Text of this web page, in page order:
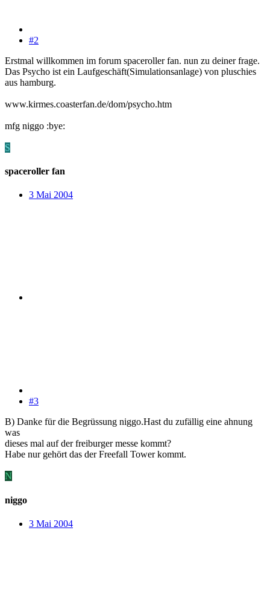
#2
Erstmal willkommen im forum spaceroller fan. nun zu deiner frage.
Das Psycho ist ein Laufgeschäft(Simulationsanlage) von pluschies
aus hamburg.
www.kirmes.coasterfan.de/dom/psycho.htm
mfg niggo :bye:
S
spaceroller fan
3 Mai 2004
#3
B) Danke für die Begrüssung niggo.Hast du zufällig eine ahnung
was
dieses mal auf der freiburger messe kommt?
Habe nur gehört das der Freefall Tower kommt.
N
niggo
3 Mai 2004